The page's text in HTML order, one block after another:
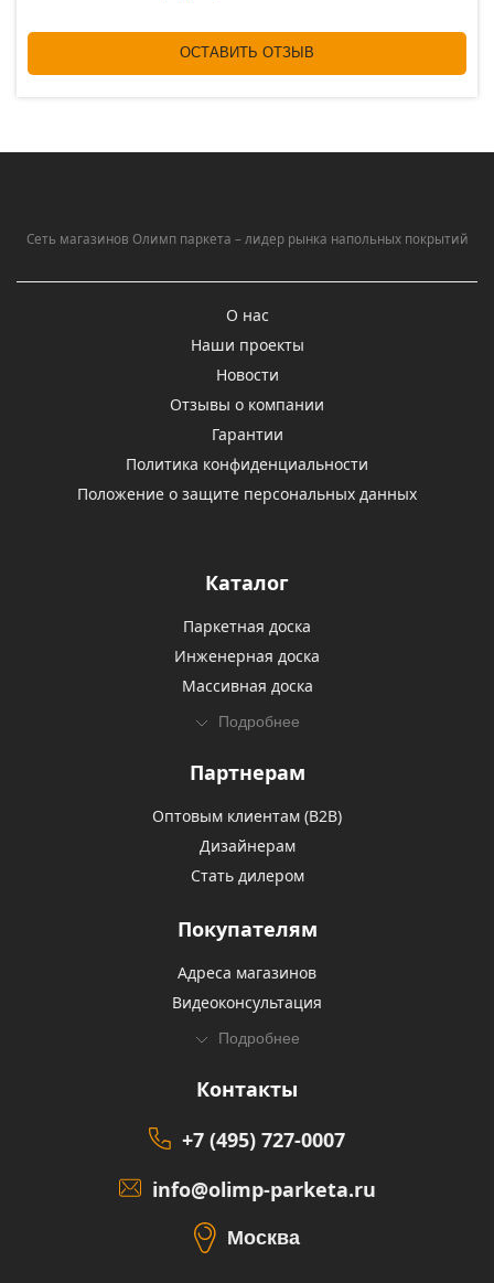
ОСТАВИТЬ ОТЗЫВ
Сеть магазинов Олимп паркета – лидер рынка напольных покрытий
О нас
Наши проекты
Новости
Отзывы о компании
Гарантии
Политика конфиденциальности
Положение о защите персональных данных
Каталог
Паркетная доска
Инженерная доска
Массивная доска
Подробнее
Партнерам
Оптовым клиентам (В2В)
Дизайнерам
Стать дилером
Покупателям
Адреса магазинов
Видеоконсультация
Подробнее
Контакты
+7 (495) 727-0007
info@olimp-parketa.ru
Москва